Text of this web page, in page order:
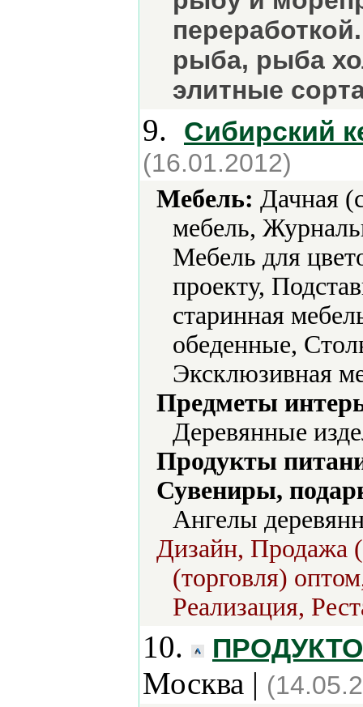
рыба, рыба
элитные
9. Сибирский
(16.01.2012)
Мебель: Дачная
мебель,
Мебель для
проекту,
старинная
обеденные,
Эксклюзивная
Предметы
Деревянные
Продукты
Сувениры,
Ангелы
Дизайн, Продажа
(торговля)
Реализация,
10.
Москва |